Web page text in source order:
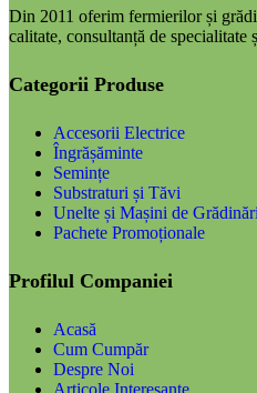
Din 2011 oferim fermierilor și
calitate, consultanță de specialitate
Categorii Produse
Accesorii Electrice
Îngrășăminte
Semințe
Substraturi și Tăvi
Unelte și Mașini de
Pachete Promoționale
Profilul Companiei
Acasă
Cum Cumpăr
Despre Noi
Articole Interesante